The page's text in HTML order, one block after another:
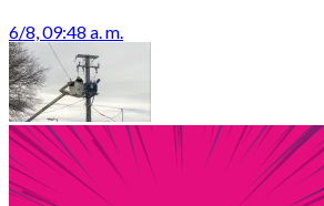
6/8, 09:48 a. m.